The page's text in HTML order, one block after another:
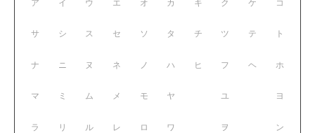
ア イ ウ エ オ
サ シ ス セ ソ
ナ ニ ヌ ネ ノ
マ ミ ム メ モ
ラ リ ル レ ロ
カ キ ク ケ コ
タ チ ツ テ ト
ハ ヒ フ ヘ ホ
ヤ ユ ヨ
ワ ヲ ン